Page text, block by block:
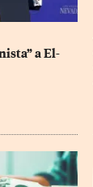
a El-